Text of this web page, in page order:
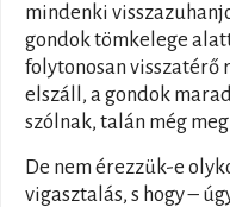
mindenki
gondok tömkelege
folytonosan visszatérő
elszáll, a gondok
szólnak, talán még
De nem érezzük-e
vigasztalás, s hogy –